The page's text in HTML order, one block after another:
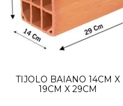
TIJOLO BAIANO 14CM X
19CM X 29CM